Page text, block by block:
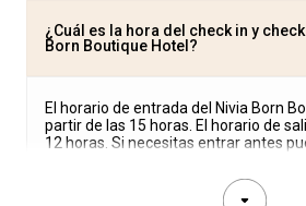
¿Cuál es la hora del check in y
Born Boutique Hotel?
El horario de entrada del Nivia Born
partir de las 15 horas. El horario de
12 horas. Si necesitas entrar antes
deseas salir más tarde puedes
con un día de antelación según